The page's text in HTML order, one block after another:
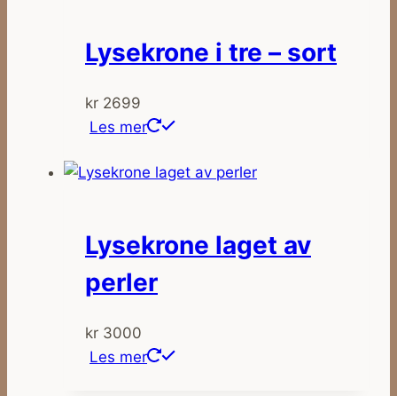
Lysekrone i tre – sort
kr 2699
Les mer
Lysekrone laget av
perler
kr 3000
Les mer